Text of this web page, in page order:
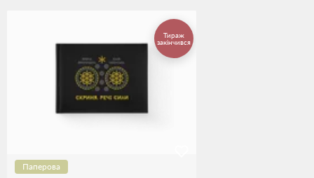
Тираж
закінчився
Паперова